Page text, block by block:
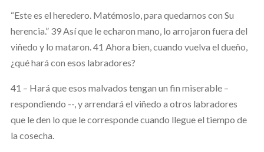
“Este es el heredero. Matémoslo, para quedarnos con Su
herencia.” 39 Así que le echaron mano, lo arrojaron fuera del
viñedo y lo mataron. 41 Ahora bien, cuando vuelva el dueño,
¿qué hará con esos labradores?
41 – Hará que esos malvados tengan un fin miserable –
respondiendo --, y arrendará el viñedo a otros labradores
que le den lo que le corresponde cuando llegue el tiempo de
la cosecha.